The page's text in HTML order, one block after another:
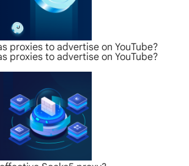
proxies to advertise on YouTube?
proxies to advertise on YouTube?